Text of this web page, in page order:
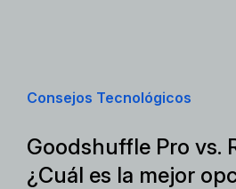
Consejos Tecnológicos
Goodshuffle Pro vs.
¿Cuál es la mejor